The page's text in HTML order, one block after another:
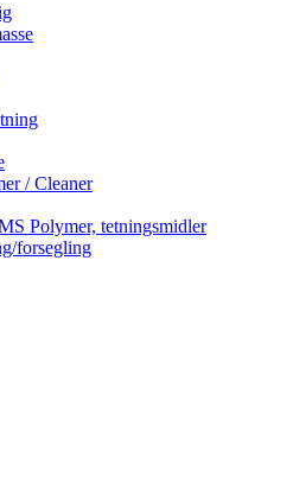
/ Cleaner
Polymer, tetningsmidler
forsegling